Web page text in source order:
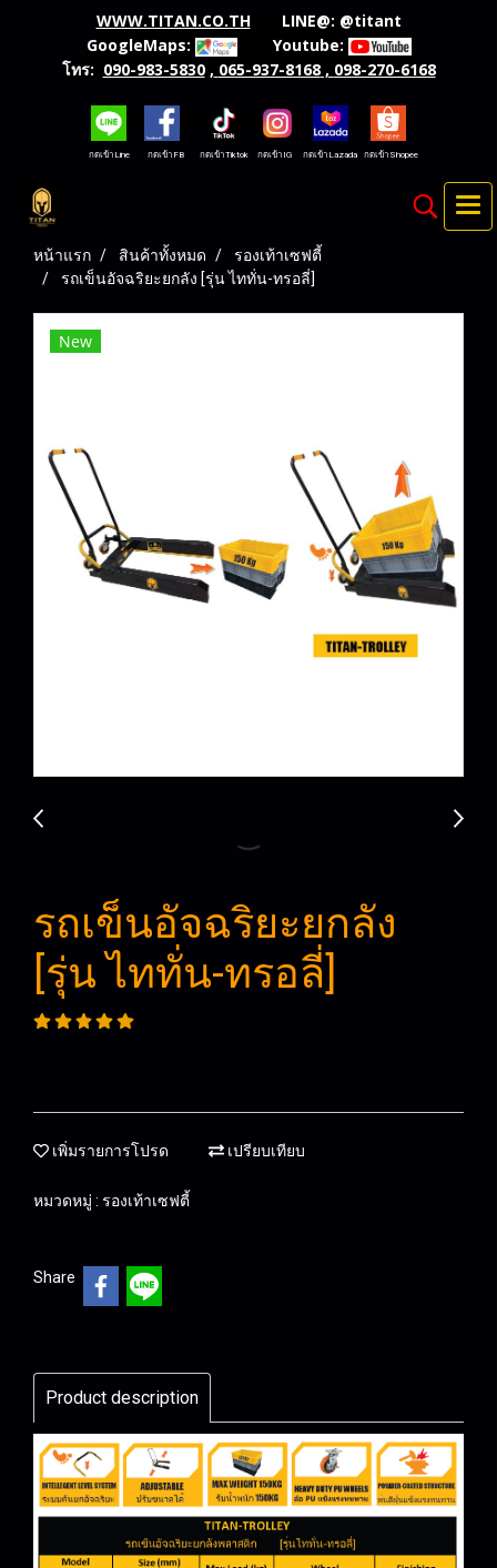
WWW.TITAN.CO.TH LINE@: @titant
GoogleMaps:
Youtube:
โทร: 090-983-5830, 065-937-8168, 098-270-6168
กดเข้าLine กดเข้าFB กดเข้าTiktok กดเข้าIG กดเข้าLazada กดเข้าShopee
หน้าแรก สินค้าทั้งหมด
รองเท้าเซฟตี้
รถเข็นอัจฉริยะยกลัง [รุ่น ไททั่น-ทรอลี่]
New
รถเข็นอัจฉริยะยกลัง
[รุ่น ไททั่น-ทรอลี่]
เพิ่มรายการโปรด เปรียบเทียบ
หมวดหมู่ : รองเท้าเซฟตี้
Share
Product description